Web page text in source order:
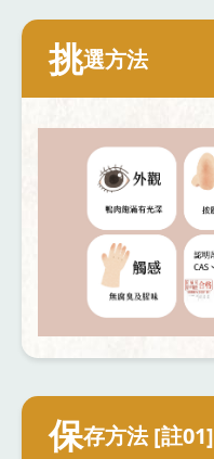
挑選方法
保存方法 [註01]